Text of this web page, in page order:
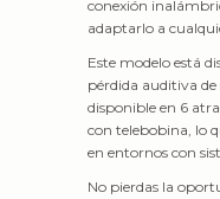
conexión
adaptarlo a
Este modelo está
pérdida auditiva
disponible en 6
con telebobina, lo
en entornos con
No pierdas la